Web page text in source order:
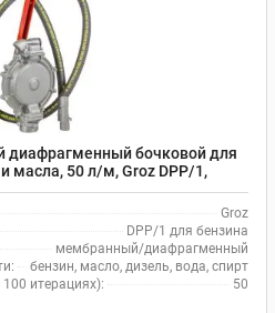
диафрагменный бочковой для
масла, 50 л/м, Groz DPP/1,
Groz
DPP/1 для бензина
мембранный/диафрагменный
бензин, масло, дизель, вода, спирт
итерациях):
50